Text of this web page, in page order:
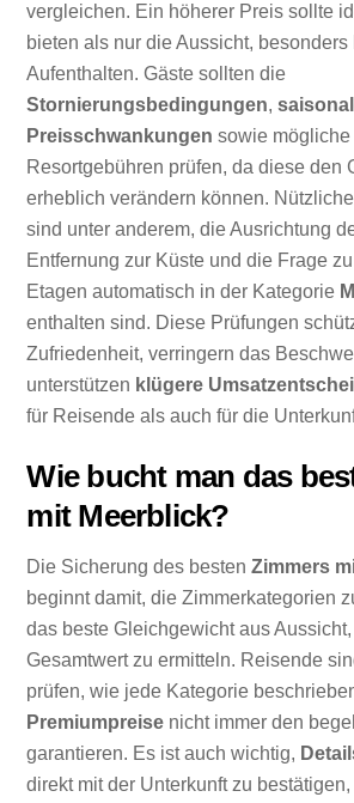
vergleichen. Ein höherer Preis sollte
bieten als nur die Aussicht,
Aufenthalten. Gäste sollten die
Stornierungsbedingungen,
Preisschwankungen sowie
Resortgebühren prüfen, da diese den
erheblich verändern können.
sind unter anderem, die Ausrichtung
Entfernung zur Küste und die Frage
Etagen automatisch in der Kategorie
enthalten sind. Diese Prüfungen
Zufriedenheit, verringern das
unterstützen klügere
für Reisende als auch für die
Wie bucht man das
mit Meerblick?
Die Sicherung des bestenZimmers
beginnt damit, die Zimmerkategorien
das beste Gleichgewicht aus
Gesamtwert zu ermitteln. Reisende
prüfen, wie jede Kategorie
Premiumpreise nicht immer den
garantieren. Es ist auch wichtig,
direkt mit der Unterkunft zu